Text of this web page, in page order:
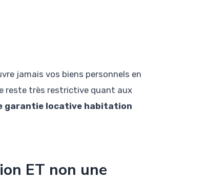
jamais vos biens personnels en
reste très restrictive quant aux
garantie locative habitation
ET non une